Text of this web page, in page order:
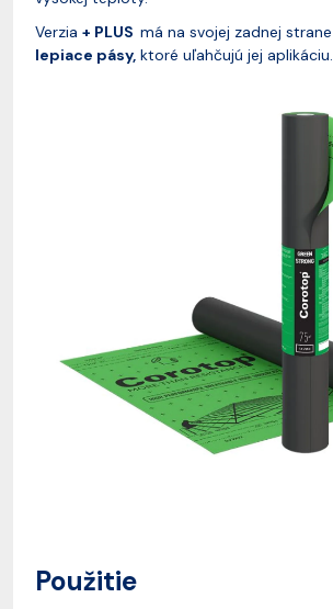
Verzia + PLUS má na svojej zadnej strane
lepiace pásy, ktoré uľahčujú jej aplikáciu.
Použitie